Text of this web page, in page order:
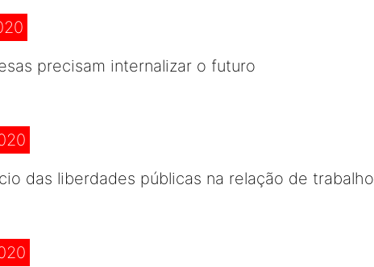
precisam internalizar o futuro
das liberdades públicas na relação de trabalho